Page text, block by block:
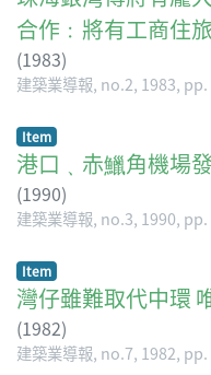
合作﹕將有工商住
(1983)
建築業導報, no.2, 1983, pp.
Item
港口﹑赤鱲角機場
(1990)
建築業導報, no.3, 1990, pp.
Item
灣仔雖難取代中環
(1982)
建築業導報, no.7, 1982, pp.